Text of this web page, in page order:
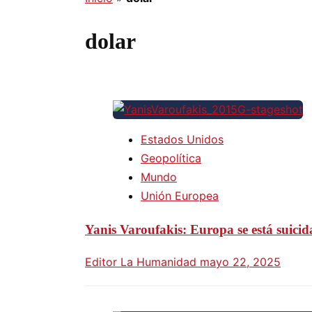
dolar
Estados Unidos
Geopolítica
Mundo
Unión Europea
Yanis Varoufakis: Europa se está
Editor La Humanidad mayo 22, 2025